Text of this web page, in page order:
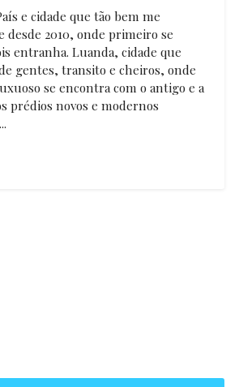
e cidade que tão bem me
desde 2010, onde primeiro se
entranha. Luanda, cidade que
gentes, transito e cheiros, onde
se encontra com o antigo e a
prédios novos e modernos